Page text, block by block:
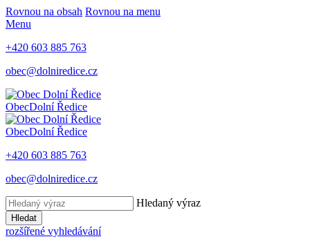
Rovnou na obsah Rovnou na menu
Menu
+420 603 885 763
obec@dolniredice.cz
ObecDolní Ředice
ObecDolní Ředice
+420 603 885 763
obec@dolniredice.cz
Hledaný výraz
Hledat
rozšířené vyhledávání